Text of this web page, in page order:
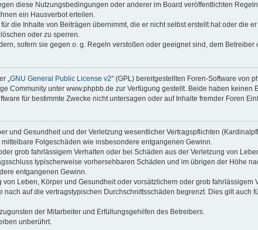
diese Nutzungsbedingungen oder anderer im Board veröffentlichten
ein Hausverbot erteilen.
die Inhalte von Beiträgen übernimmt, die er nicht selbst erstellt hat oder die
oder zu sperren.
sofern sie gegen o. g. Regeln verstoßen oder geeignet sind, dem
„ GNU General Public License v2“ (GPL) bereitgestellten Foren-Software von
Community unter www.phpbb.de zur Verfügung gestellt. Beide haben keinen
für bestimmte Zwecke nicht untersagen oder auf Inhalte fremder Foren
und Gesundheit und der Verletzung wesentlicher Vertragspflichten
Folgeschäden wie insbesondere entgangenen Gewinn.
grob fahrlässigem Verhalten oder bei Schäden aus der Verletzung von
typischerweise vorhersehbaren Schäden und im übrigen der Höhe
entgangenen Gewinn.
Leben, Körper und Gesundheit oder vorsätzlichem oder grob fahrlässigem
auf die vertragstypischen Durchschnittsschäden begrenzt. Dies gilt auch
der Mitarbeiter und Erfüllungsgehilfen des Betreibers.
unberührt.